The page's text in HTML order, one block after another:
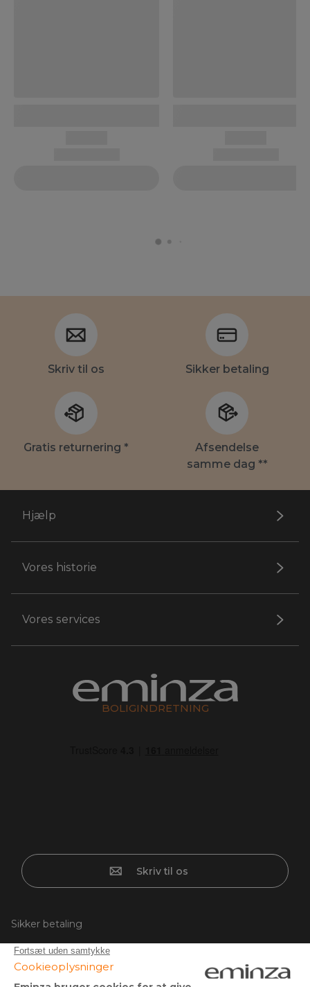
Skriv til os Sikker betaling
Gratis returnering *
Afsendelse
samme dag **
Hjælp
Vores historie
Vores services
BOLIGINDRETNING
Skriv til os
Sikker betaling